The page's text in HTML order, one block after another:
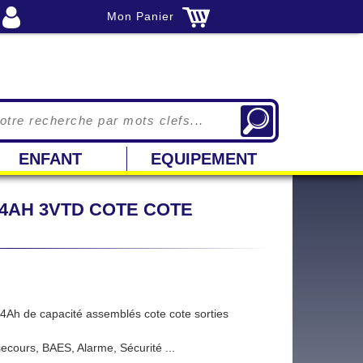
Mon Panier
ENFANT EQUIPEMENT
3VTD COTE COTE
de capacité assemblés cote cote sorties
BAES, Alarme, Sécurité ...